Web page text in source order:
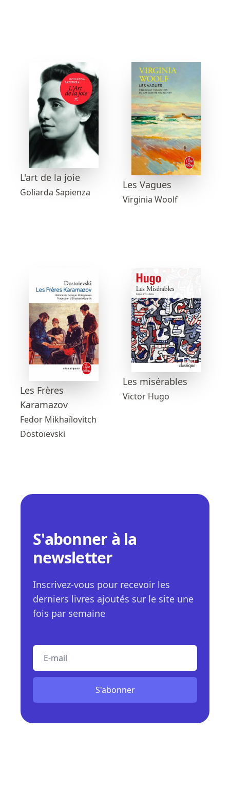
L'art de la joie
Goliarda Sapienza
Les Vagues
Virginia Woolf
Les Frères
Karamazov
Fedor Mikhaïlovitch
Dostoïevski
Les misérables
Victor Hugo
S'abonner à la
newsletter
Inscrivez-vous pour recevoir les
derniers livres ajoutés sur le site une
fois par semaine
S'abonner